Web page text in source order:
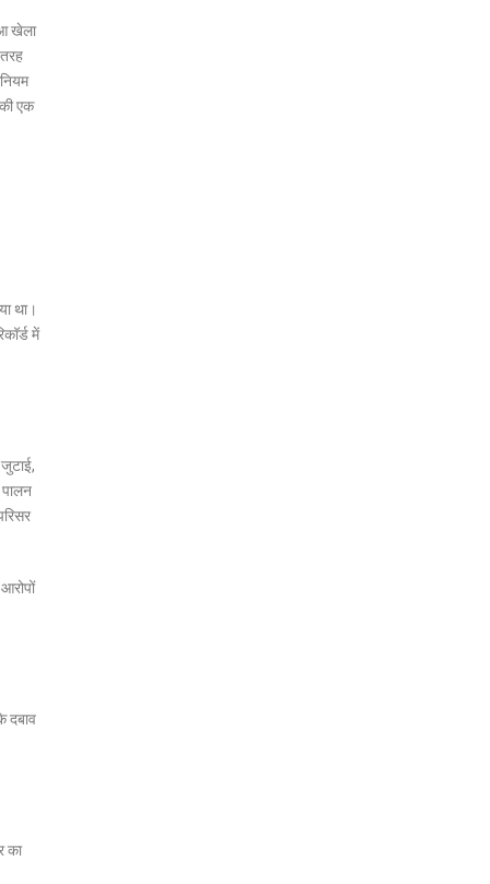
खेला
एक
था।
में
दबाव
का